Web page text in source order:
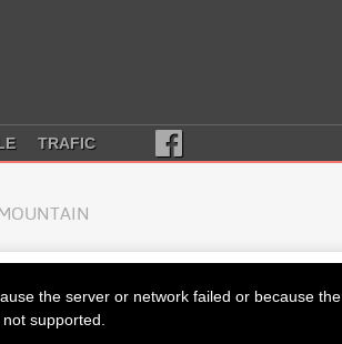
TRAFIC
the server or network failed or because the
supported.